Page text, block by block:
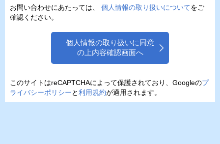
お問い合わせにあたっては、 個人情報の取り扱いについてをご
確認ください。
個人情報の取り扱いに同意
の上内容確認画面へ
このサイトはreCAPTCHAによって保護されており、Googleのプ
ライバシーポリシーと利用規約が適用されます。